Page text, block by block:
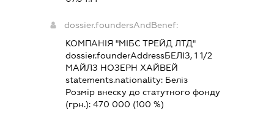
dossier.foundersAndBenef:
КОМПАНІЯ "МІБС ТРЕЙД ЛТД"
dossier.founderAddressБЕЛІЗ, 1 1/2
МАЙЛЗ НОЗЕРН ХАЙВЕЙ
statements.nationality: Беліз
Розмір внеску до статутного фонду
(грн.):470 000 (100 %)